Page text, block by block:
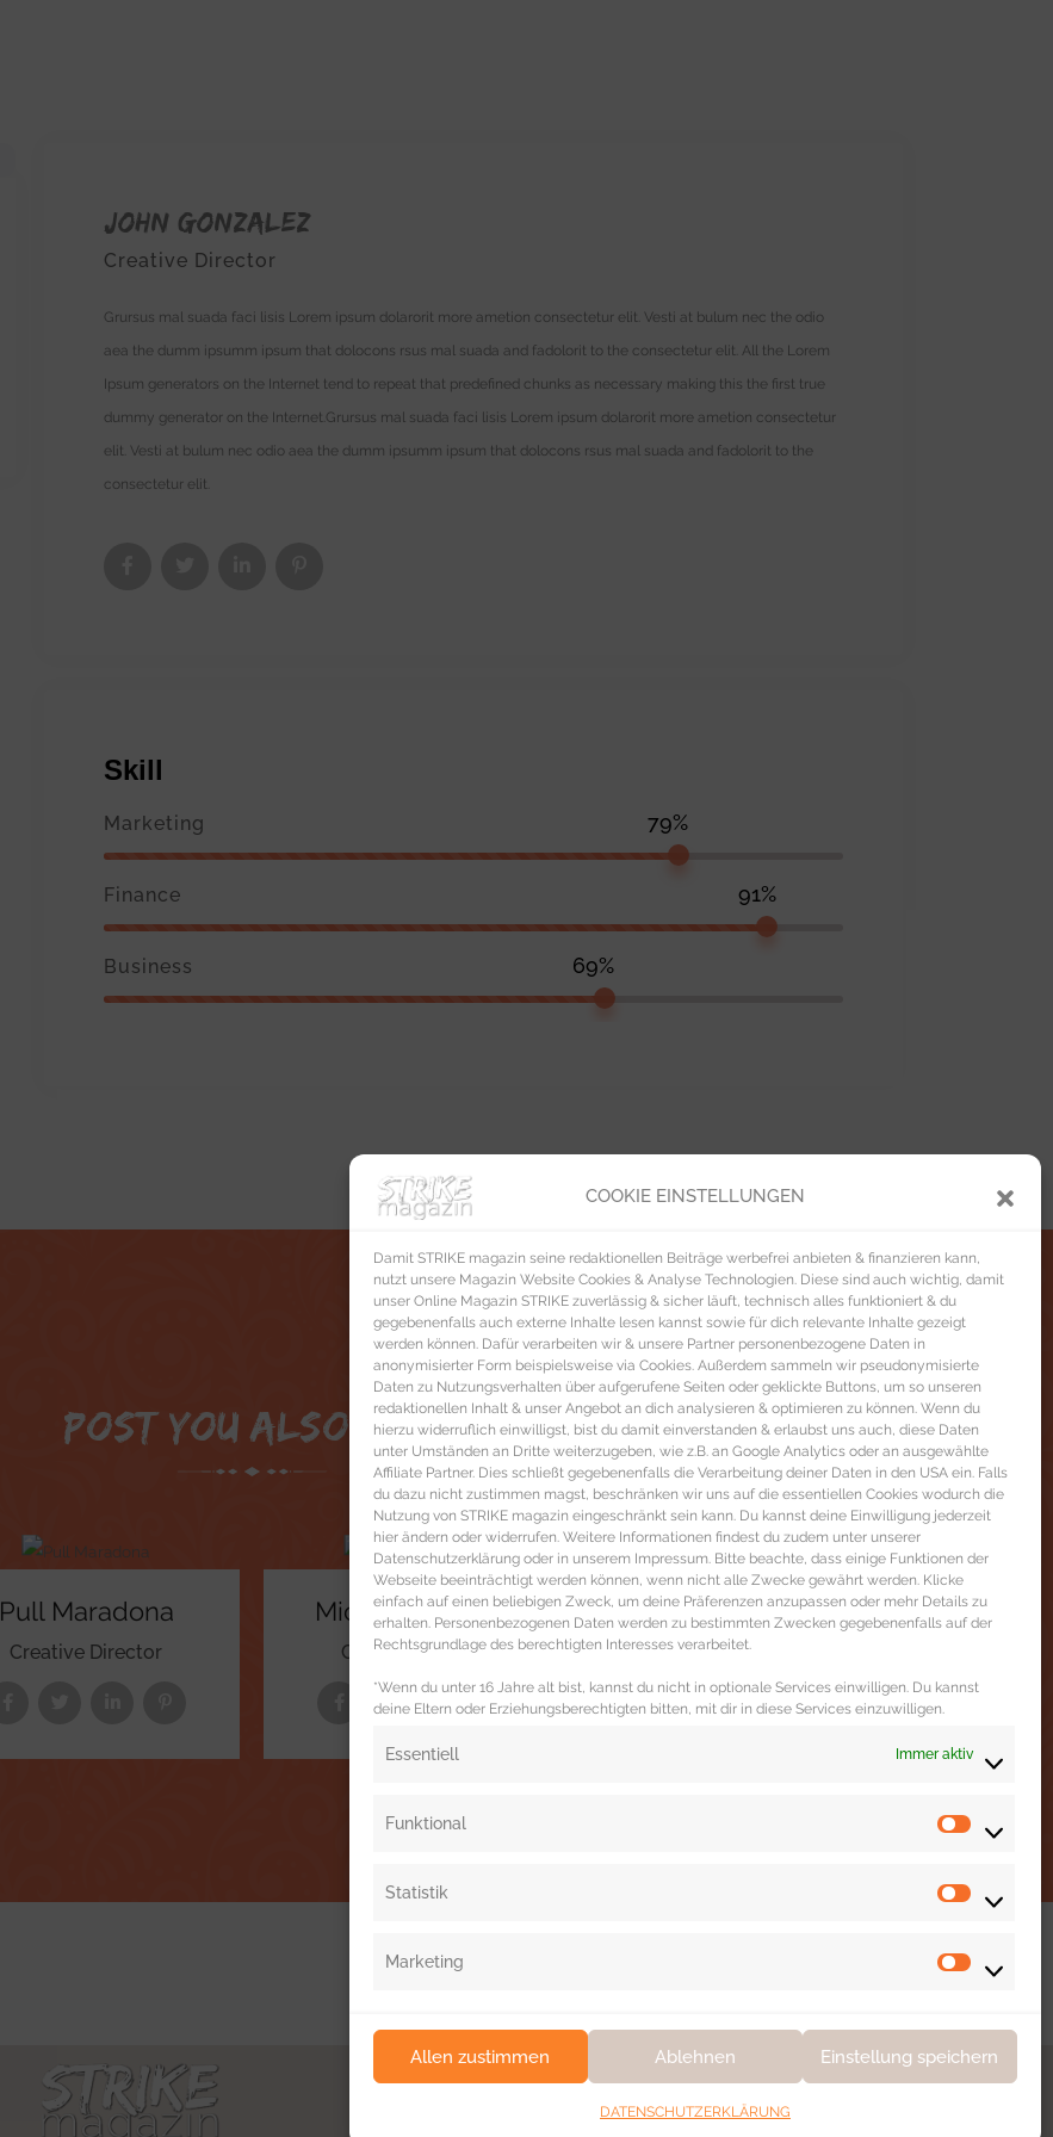
COOKIE EINSTELLUNGEN
Damit STRIKE magazin seine redaktionellen Beiträge werbefrei anbieten & finanzieren kann,
nutzt unsere Magazin Website Cookies & Analyse Technologien. Diese sind auch wichtig, damit
unser Online Magazin STRIKE zuverlässig & sicher läuft, technisch alles funktioniert & du
gegebenenfalls auch externe Inhalte lesen kannst sowie für dich relevante Inhalte gezeigt
werden können. Dafür verarbeiten wir & unsere Partner personenbezogene Daten in
anonymisierter Form beispielsweise via Cookies. Außerdem sammeln wir pseudonymisierte
Daten zu Nutzungsverhalten über aufgerufene Seiten oder geklickte Buttons, um so unseren
redaktionellen Inhalt & unser Angebot an dich analysieren & optimieren zu können. Wenn du
hierzu widerruflich einwilligst, bist du damit einverstanden & erlaubst uns auch, diese Daten
unter Umständen an Dritte weiterzugeben, wie z.B. an Google Analytics oder an ausgewählte
Affiliate Partner. Dies schließt gegebenenfalls die Verarbeitung deiner Daten in den USA ein. Falls
du dazu nicht zustimmen magst, beschränken wir uns auf die essentiellen Cookies wodurch die
Nutzung von STRIKE magazin eingeschränkt sein kann. Du kannst deine Einwilligung jederzeit
hier ändern oder widerrufen. Weitere Informationen findest du zudem unter unserer
Datenschutzerklärung oder in unserem Impressum. Bitte beachte, dass einige Funktionen der
Webseite beeinträchtigt werden können, wenn nicht alle Zwecke gewährt werden. Klicke
einfach auf einen beliebigen Zweck, um deine Präferenzen anzupassen oder mehr Details zu
erhalten. Personenbezogenen Daten werden zu bestimmten Zwecken gegebenenfalls auf der
Rechtsgrundlage des berechtigten Interesses verarbeitet.
*Wenn du unter 16 Jahre alt bist, kannst du nicht in optionale Services einwilligen. Du kannst
deine Eltern oder Erziehungsberechtigten bitten, mit dir in diese Services einzuwilligen.
Essentiell Immer aktiv
Funktional
Statistik
Marketing
Allen zustimmen Ablehnen Einstellung speichern
DATENSCHUTZERKLÄRUNG
John Gonzalez
Creative Director
Grursus mal suada faci lisis Lorem ipsum dolarorit more ametion consectetur elit. Vesti at bulum nec the odio
aea the dumm ipsumm ipsum that dolocons rsus mal suada and fadolorit to the consectetur elit. All the Lorem
Ipsum generators on the Internet tend to repeat that predefined chunks as necessary making this the first true
dummy generator on the Internet.Grursus mal suada faci lisis Lorem ipsum dolarorit more ametion consectetur
elit. Vesti at bulum nec odio aea the dumm ipsumm ipsum that dolocons rsus mal suada and fadolorit to the
consectetur elit.
Skill
Marketing 79%
Finance 91%
Business 69%
Post You Also Like
Pull Maradona
Creative Director
Michelle C. Ward
Creative Director
Ashley Riordan
Marketing Manager